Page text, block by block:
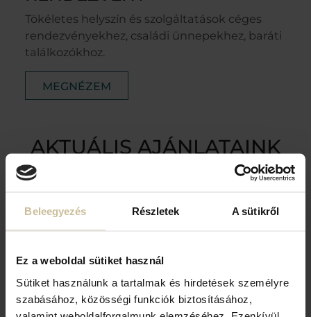
Beleegyezés Részletek A sütikről
Ez a weboldal sütiket használ
Sütiket használunk a tartalmak és hirdetések személyre
szabásához, közösségi funkciók biztosításához,
Tökéletes helyszín és szolgáltatások céges
rendezvényekhez, családi ünnepekhez, baráti
találkozókhoz.
MEGNÉZEM
AKTUÁLIS AJÁNLATAINK
Reggeli az ágyban